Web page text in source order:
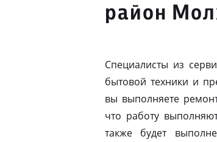
район
Специалисты из
бытовой техники и
вы выполняете
что работу
также будет